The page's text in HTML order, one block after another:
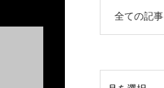
全ての記事